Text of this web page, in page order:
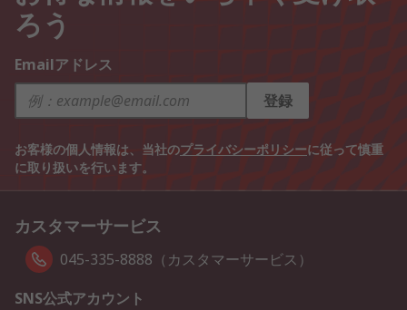
ろう
Emailアドレス
登録
お客様の個人情報は、当社のプライバシーポリシーに従って慎重
に取り扱いを行います。
カスタマーサービス
045-335-8888（カスタマーサービス）
SNS公式アカウント